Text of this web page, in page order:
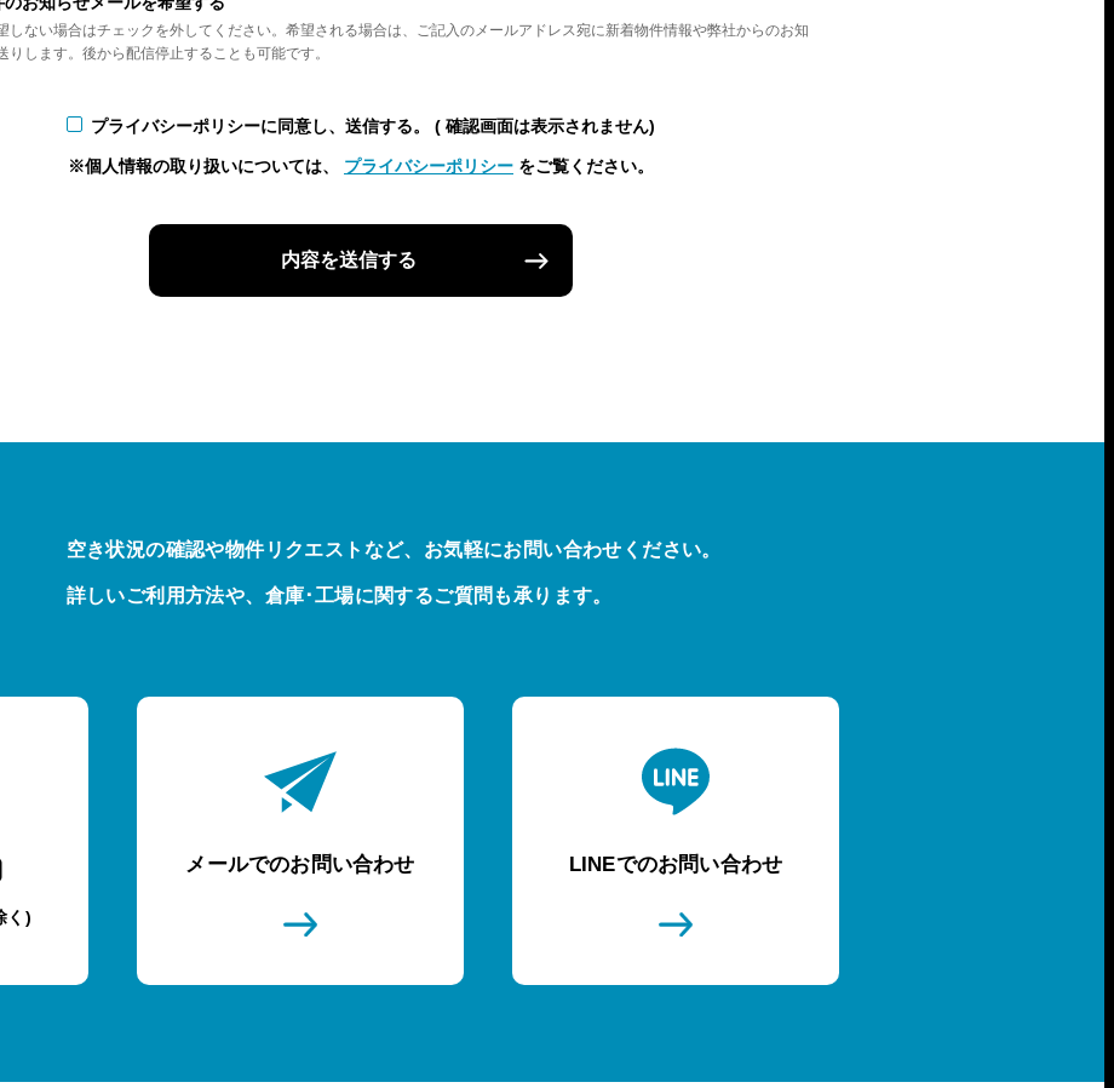
しない場合はチェックを外してください。希望される場合は、ご記入のメールアドレス宛に新着物件情報や弊社からのお知
りします。後から配信停止することも可能です。
プライバシーポリシーに同意し、送信する。 ( 確認画面は表示されません)
※個人情報の取り扱いについては、 プライバシーポリシー をご覧ください。
内容を送信する
空き状況の確認や物件リクエストなど、お気軽にお問い合わせください。
詳しいご利用方法や、倉庫･工場に関するご質問も承ります。
く)
メールでのお問い合わせ LINEでのお問い合わせ